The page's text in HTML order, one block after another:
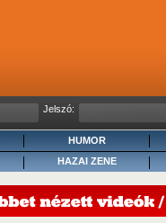
Jelszó:
HUMOR
HAZAI ZENE